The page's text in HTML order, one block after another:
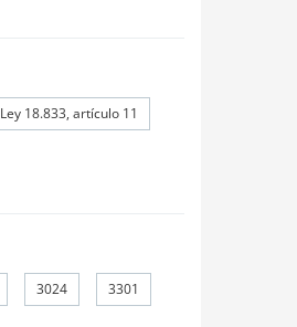
Ley 18.833, artículo 11
3024 3301